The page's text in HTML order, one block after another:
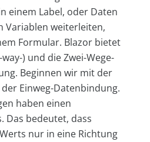
einem Label, oder Daten
Variablen weiterleiten,
Formular. Blazor bietet
) und die Zwei-Wege-
Beginnen wir mit der
Einweg-Datenbindung.
haben einen
Das bedeutet, dass
nur in eine Richtung